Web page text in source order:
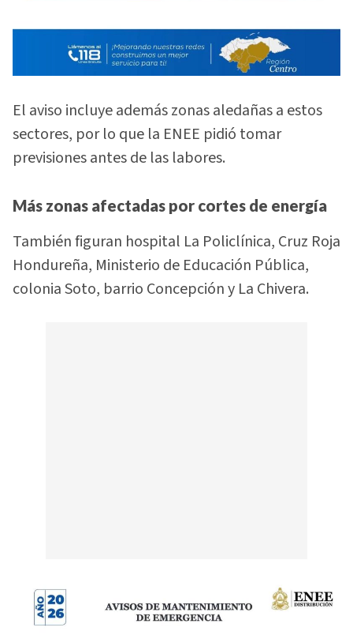
El aviso incluye además zonas aledañas a estos
sectores, por lo que la ENEE pidió tomar
previsiones antes de las labores.
Más zonas afectadas por cortes de energía
También figuran hospital La Policlínica, Cruz Roja
Hondureña, Ministerio de Educación Pública,
colonia Soto, barrio Concepción y La Chivera.